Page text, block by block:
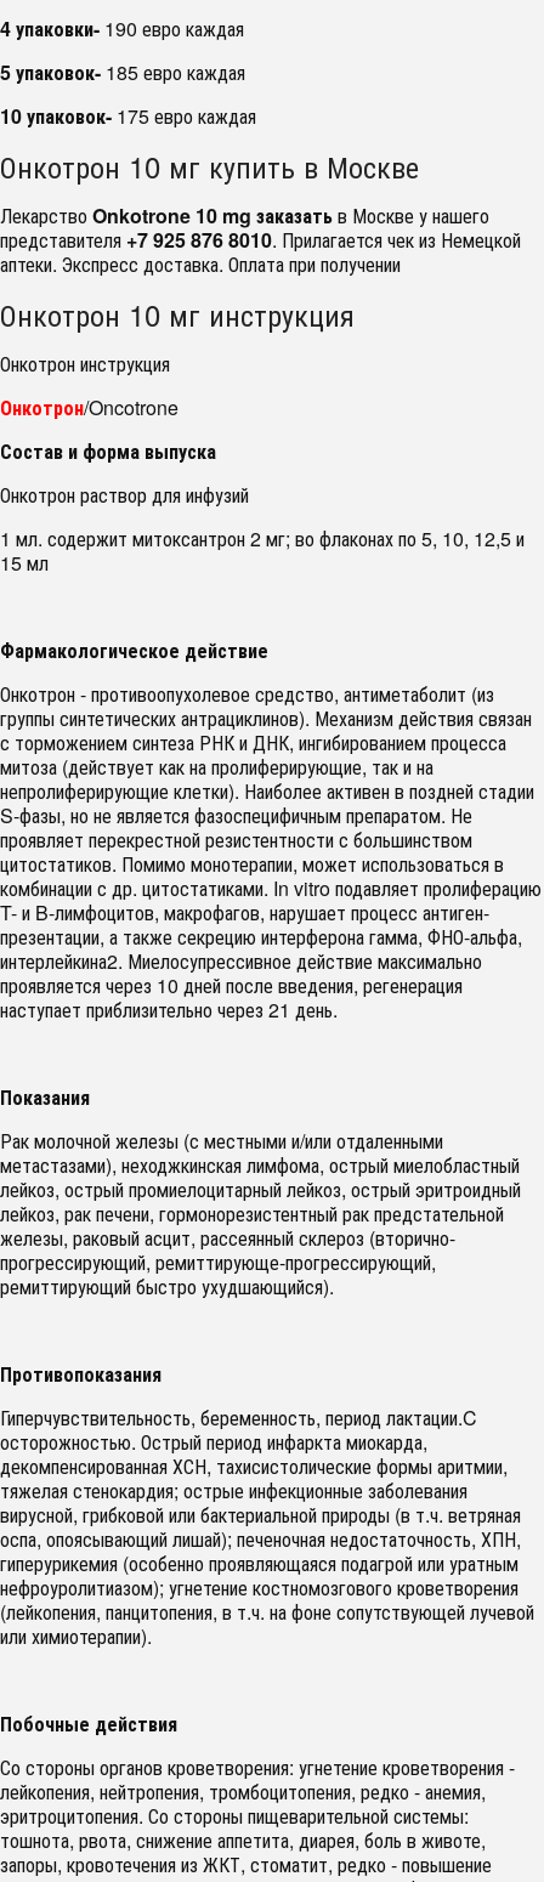
4 упаковки- 190 евро каждая
5 упаковок- 185 евро каждая
10 упаковок- 175 евро каждая
Онкотрон 10 мг купить в Москве
ЛекарствоOnkotrone 10 mg заказатьв Москве у нашего
представителя +7 925 876 8010. Прилагается чек из Немецкой
аптеки. Экспресс доставка. Оплата при получении
Онкотрон 10 мг инструкция
Онкотрон инструкция
Онкотрон/Oncotrone
Состав и форма выпуска
Онкотрон раствор для инфузий
1 мл. содержит митоксантрон 2 мг; во флаконах по 5, 10, 12,5 и
15 мл
Фармакологическое действие
Онкотрон - противоопухолевое средство, антиметаболит (из
группы синтетических антрациклинов). Механизм действия связан
с торможением синтеза РНК и ДНК, ингибированием процесса
митоза (действует как на пролиферирующие, так и на
непролиферирующие клетки). Наиболее активен в поздней стадии
S-фазы, но не является фазоспецифичным препаратом. Не
проявляет перекрестной резистентности с большинством
цитостатиков. Помимо монотерапии, может использоваться в
комбинации с др. цитостатиками. In vitro подавляет пролиферацию
T- и B-лимфоцитов, макрофагов, нарушает процесс антиген-
презентации, а также секрецию интерферона гамма, ФНО-альфа,
интерлейкина2. Миелосупрессивное действие максимально
проявляется через 10 дней после введения, регенерация
наступает приблизительно через 21 день.
Показания
Рак молочной железы (с местными и/или отдаленными
метастазами), неходжкинская лимфома, острый миелобластный
лейкоз, острый промиелоцитарный лейкоз, острый эритроидный
лейкоз, рак печени, гормонорезистентный рак предстательной
железы, раковый асцит, рассеянный склероз (вторично-
прогрессирующий, ремиттирующе-прогрессирующий,
ремиттирующий быстро ухудшающийся).
Противопоказания
Гиперчувствительность, беременность, период лактации.C
осторожностью. Острый период инфаркта миокарда,
декомпенсированная ХСН, тахисистолические формы аритмии,
тяжелая стенокардия; острые инфекционные заболевания
вирусной, грибковой или бактериальной природы (в т.ч. ветряная
оспа, опоясывающий лишай); печеночная недостаточность, ХПН,
гиперурикемия (особенно проявляющаяся подагрой или уратным
нефроуролитиазом); угнетение костномозгового кроветворения
(лейкопения, панцитопения, в т.ч. на фоне сопутствующей лучевой
или химиотерапии).
Побочные действия
Со стороны органов кроветворения: угнетение кроветворения -
лейкопения, нейтропения, тромбоцитопения, редко - анемия,
эритроцитопения. Со стороны пищеварительной системы:
тошнота, рвота, снижение аппетита, диарея, боль в животе,
запоры, кровотечения из ЖКТ, стоматит, редко - повышение